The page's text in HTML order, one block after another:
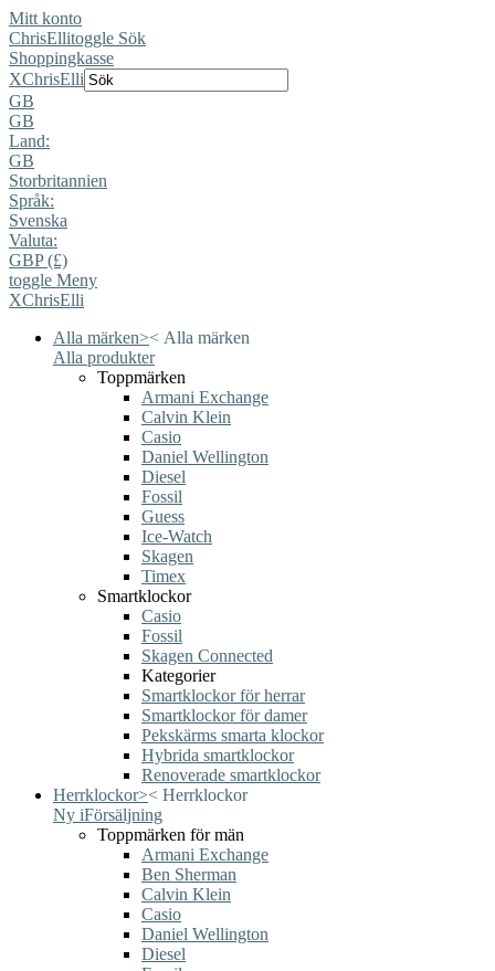
Mitt konto
ChrisEllitoggle Sök
Shoppingkasse
XChrisElli
GB
GB
Land:
GB
Storbritannien
Språk:
Svenska
Valuta:
GBP (£)
toggle Meny
XChrisElli
Alla märken>< Alla märken
Alla produkter
Toppmärken
Armani Exchange
Calvin Klein
Casio
Daniel Wellington
Diesel
Fossil
Guess
Ice-Watch
Skagen
Timex
Smartklockor
Casio
Fossil
Skagen Connected
Kategorier
Smartklockor för herrar
Smartklockor för damer
Pekskärms smarta klockor
Hybrida smartklockor
Renoverade smartklockor
Herrklockor>< Herrklockor
Ny iFörsäljning
Toppmärken för män
Armani Exchange
Ben Sherman
Calvin Klein
Casio
Daniel Wellington
Diesel